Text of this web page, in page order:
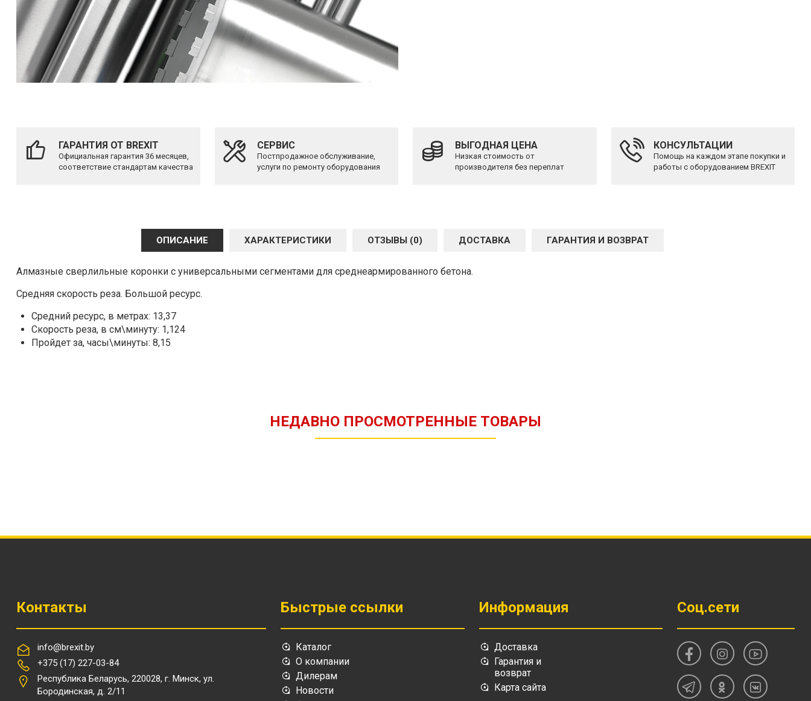
ГАРАНТИЯ ОТ BREXIT
Официальная гарантия 36 месяцев,
соответствие стандартам качества
СЕРВИС
Постпродажное обслуживание,
услуги по ремонту оборудования
ВЫГОДНАЯ ЦЕНА
Низкая стоимость от
производителя без переплат
КОНСУЛЬТАЦИИ
Помощь на каждом этапе покупки и
работы с оборудованием BREXIT
ОПИСАНИЕ ХАРАКТЕРИСТИКИ ОТЗЫВЫ (0) ДОСТАВКА ГАРАНТИЯ И ВОЗВРАТ
Алмазные сверлильные коронки с универсальными сегментами для среднеармированного бетона.
Средняя скорость реза. Большой ресурс.
Средний ресурс, в метрах: 13,37
Скорость реза, в см\минуту: 1,124
Пройдет за, часы\минуты: 8,15
НЕДАВНО ПРОСМОТРЕННЫЕ ТОВАРЫ
Контакты
info@brexit.by
+375 (17) 227-03-84
Республика Беларусь, 220028, г. Минск, ул.
Бородинская, д. 2/11
Быстрые ссылки
Каталог
О компании
Дилерам
Новости
Информация
Доставка
Гарантия и
возврат
Карта сайта
Соц.сети